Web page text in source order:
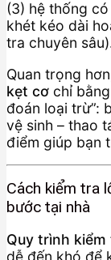
(3) hệ thống
khét kéo dài
tra chuyên
Quan trọng
kẹt cơ chỉ
đoán loại trừ”:
vệ sinh – thao
điểm giúp bạn
Cách kiểm tra
bước tại nhà
Quy trình kiểm
dễ đến khó để